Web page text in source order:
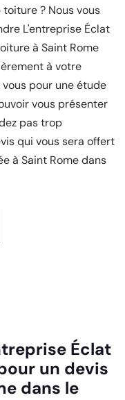
? Nous vous
L'entreprise Éclat
à Saint Rome
à votre
pour une étude
vous présenter
pas trop
qui vous sera offert
à Saint Rome dans
Éclat
un devis
dans le